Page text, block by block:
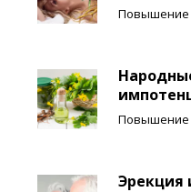
Повышение
Повышение
Эрекция